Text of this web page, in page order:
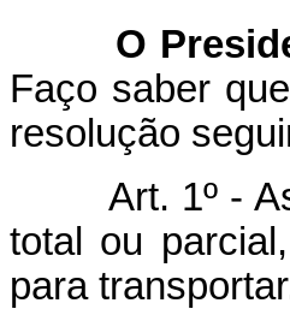
O
Faço saber
resolução
Art. 1º -
total ou
para